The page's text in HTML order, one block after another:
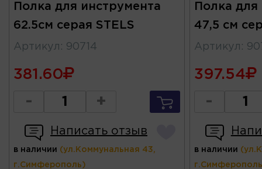
Полка для инcтрумента
62.5см серая STELS
Артикул : 90714
381.60
- +
Написать отзыв
в наличии (ул.Коммунальная 43,
г.Симферополь)
Полка для
47,5 см
Артикул :
397.54
-
в наличии